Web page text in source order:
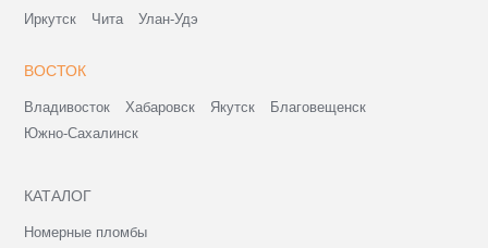
Иркутск Чита Улан-Удэ
ВОСТОК
Владивосток Хабаровск Якутск
Благовещенск
Южно-Сахалинск
КАТАЛОГ
Номерные пломбы